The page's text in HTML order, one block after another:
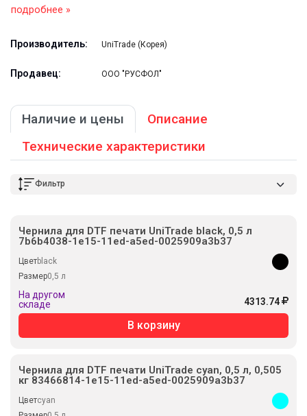
подробнее »
Производитель: UniTrade (Корея)
Продавец: ООО "РУСФОЛ"
Наличие и цены
Описание
Технические характеристики
Фильтр
Чернила для DTF печати UniTrade black, 0,5 л
7b6b4038-1e15-11ed-a5ed-0025909a3b37
Цветblack
Размер0,5 л
На другом
складе
4313.74
В корзину
Чернила для DTF печати UniTrade cyan, 0,5 л, 0,505
кг 83466814-1e15-11ed-a5ed-0025909a3b37
Цветcyan